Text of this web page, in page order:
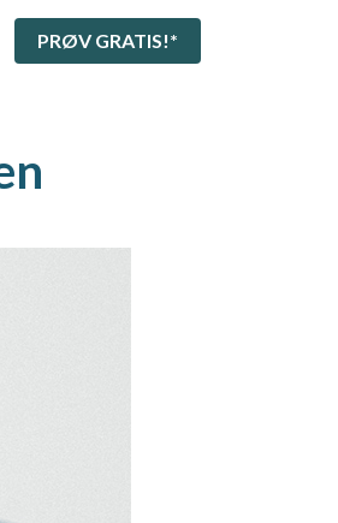
PRØV GRATIS!*